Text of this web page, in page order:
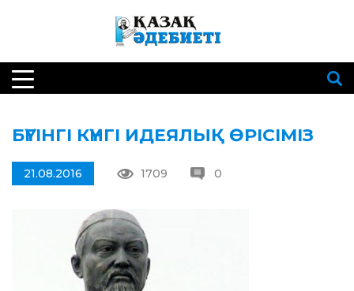
БҮГІНГІ КҮНГІ ИДЕЯЛЫҚ ӨРІСІМІЗ
21.08.2016 1709 0